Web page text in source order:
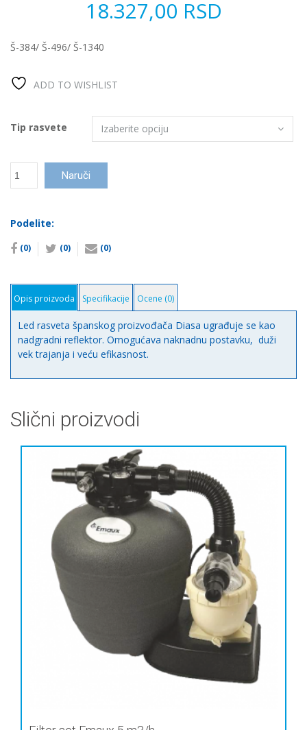
18.327,00 RSD
Š-384/ Š-496/ Š-1340
ADD TO WISHLIST
Tip rasvete
Led
количина
Naruči
Podelite:
(0) (0) (0)
Opis proizvoda Specifikacije Ocene (0)
Led rasveta španskog proizvođača Diasa ugrađuje se kao
nadgradni reflektor. Omogućava naknadnu postavku, duži
vek trajanja i veću efikasnost.
Slični proizvodi